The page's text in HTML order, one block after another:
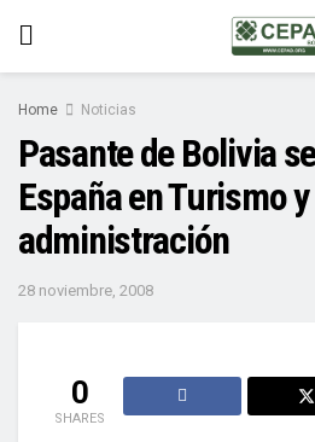
Home Noticias
Pasante de Bolivia
España en Turismo y
administración
28 noviembre, 2008
0
SHARES